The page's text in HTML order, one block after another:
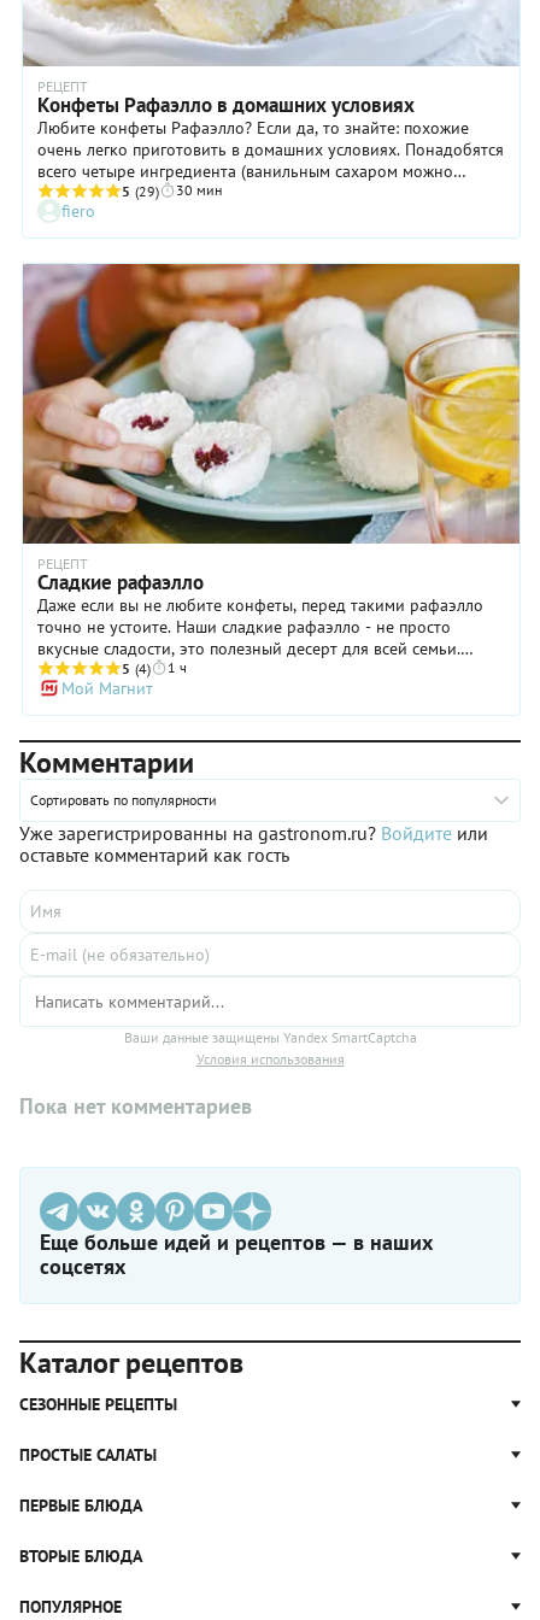
РЕЦЕПТ
Конфеты Рафаэлло в домашних условиях
Любите конфеты Рафаэлло? Если да, то знайте: похожие
очень легко приготовить в домашних условиях. Понадобятся
всего четыре ингредиента (ванильным сахаром можно
пренебречь) и полчаса свободного времени. Правда, на
застывание конфетной массы уйдет около двенадцати часов,
но если приготовить ее на ночь и убрать в холодильник, то
напряженно ждать готовности не придется. Залог успеха
конфет Рафаэлло — качественные продукты, поэтому
постарайтесь найти масло, изготовленное из натуральных
сливок, и хорошую сгущенку без растительных добавок.
Если вы все сделаете правильно, получите исключительно
вкусный десерт, который и на праздничный стол подать не
стыдно.
5 (29) 30 мин
fiero
РЕЦЕПТ
Сладкие рафаэлло
Даже если вы не любите конфеты, перед такими рафаэлло
точно не устоите. Наши сладкие рафаэлло - не просто
вкусные сладости, это полезный десерт для всей семьи.
Рецепт оригинальных «конфеток» включает минимум
ингредиентов - творог, чернослив, вишню, кокосовую
стружку для обсыпки и совсем немного сахарной пудры (
при желании от нее можно отказаться или использовать
другой сладкий натурпродукт). Так что если ваш ребенок
попросит еще одну рафаэлку, не отказывайте ему в
удовольствии. Творожные конфеты с сухофруктами можно
подать на завтрак и полдник, к чаю, кофе, какао.
5 (4) 1 ч
Мой Магнит
Комментарии
Сортировать по популярности
Уже зарегистрированны на gastronom.ru? Войдите или
оставьте комментарий как гость
Ваши данные защищены Yandex SmartCaptcha
Условия использования
Пока нет комментариев
Еще больше идей и рецептов — в наших
соцсетях
Каталог рецептов
СЕЗОННЫЕ РЕЦЕПТЫ
Рецепты из капусты
Рецепты с грибами
Яблочные пироги
Блюда из тыквы
ПРОСТЫЕ САЛАТЫ
Простые салаты
Салат Цезарь
Салат Нисуаз
ПЕРВЫЕ БЛЮДА
Щи
Рассольник
ВТОРЫЕ БЛЮДА
Котлеты
ПОПУЛЯРНОЕ